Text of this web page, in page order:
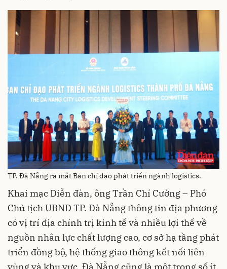
TP. Đà Nẵng ra mắt Ban chỉ đạo phát triển ngành logistics.
Khai mạc Diễn đàn, ông Trần Chí Cường – Phó
Chủ tịch UBND TP. Đà Nẵng thông tin địa phương
có vị trí địa chính trị kinh tế và nhiều lợi thế về
nguồn nhân lực chất lượng cao, cơ sở hạ tầng phát
triển đồng bộ, hệ thống giao thông kết nối liên